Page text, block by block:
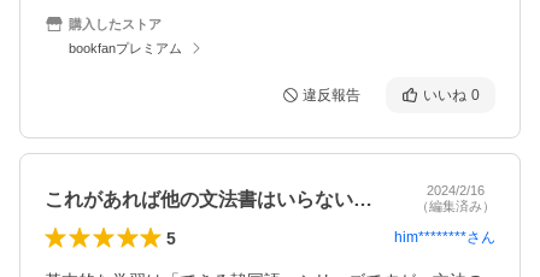
購入したストア
bookfanプレミアム
違反報告 いいね 0
これがあれば他の文法書はいらないです。
2024/2/16
（編集済み）
5 him********さん